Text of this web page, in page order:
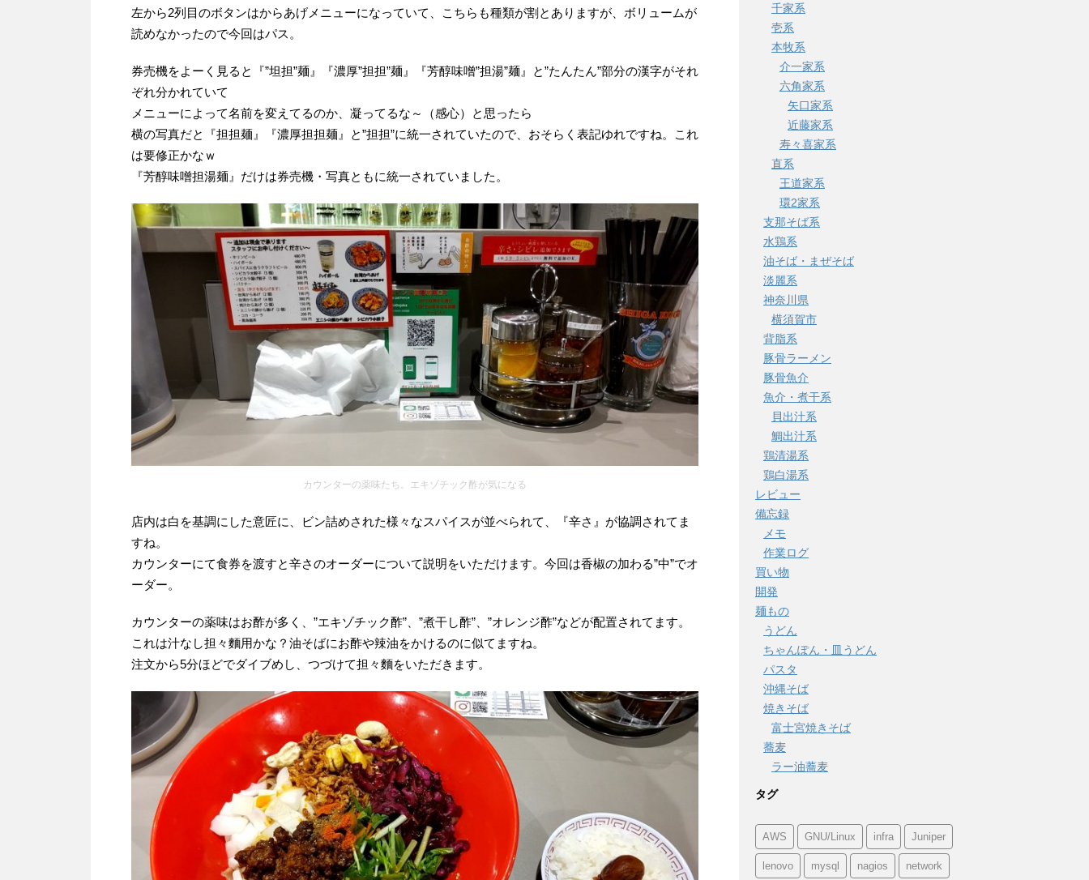
左から2列目のボタンはからあげメニューになっていて、こちらも種類が割とありますが、ボリュームが
読めなかったので今回はパス。
券売機をよーく見ると『”坦担”麺』『濃厚”担担”麺』『芳醇味噌”担湯”麺』と”たんたん”部分の漢字がそれ
ぞれ分かれていて
メニューによって名前を変えてるのか、凝ってるな～（感心）と思ったら
横の写真だと『担担麺』『濃厚担担麺』と”担担”に統一されていたので、おそらく表記ゆれですね。これ
は要修正かなｗ
『芳醇味噌担湯麺』だけは券売機・写真ともに統一されていました。
カウンターの薬味たち。エキゾチック酢が気になる
店内は白を基調にした意匠に、ビン詰めされた様々なスパイスが並べられて、『辛さ』が協調されてま
すね。
カウンターにて食券を渡すと辛さのオーダーについて説明をいただけます。今回は香椒の加わる”中”でオ
ーダー。
カウンターの薬味はお酢が多く、”エキゾチック酢”、”煮干し酢”、”オレンジ酢”などが配置されてます。
これは汁なし担々麵用かな？油そばにお酢や辣油をかけるのに似てますね。
注文から5分ほどでダイブめし、つづけて担々麵をいただきます。
千家系
壱系
本牧系
介一家系
六角家系
矢口家系
近藤家系
寿々喜家系
直系
王道家系
環2家系
支那そば系
水鶏系
油そば・まぜそば
淡麗系
神奈川県
横須賀市
背脂系
豚骨ラーメン
豚骨魚介
魚介・煮干系
貝出汁系
鯛出汁系
鶏清湯系
鶏白湯系
レビュー
備忘録
メモ
作業ログ
買い物
開発
麺もの
うどん
ちゃんぽん・皿うどん
パスタ
沖縄そば
焼きそば
富士宮焼きそば
蕎麦
ラー油蕎麦
タグ
AWS GNU/Linux infra Juniper
lenovo mysql nagios network